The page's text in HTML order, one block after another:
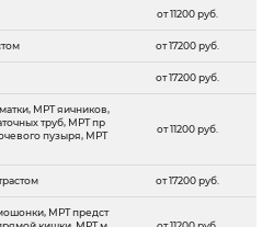
от 11200 руб.
от 17200 руб.
от 17200 руб.
МРТ яичников,
труб, МРТ пр
пузыря, МРТ
от 11200 руб.
от 17200 руб.
МРТ предст